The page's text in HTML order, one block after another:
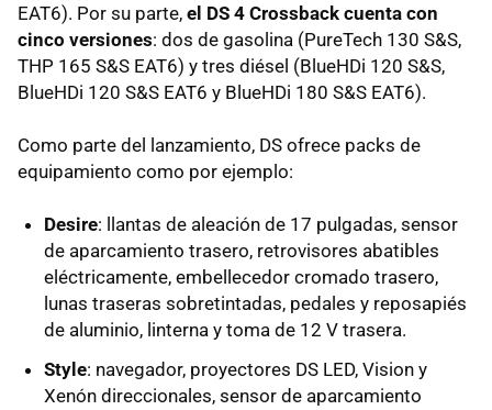
EAT6). Por su parte, el DS 4 Crossback cuenta con
cinco versiones: dos de gasolina (PureTech 130 S&S,
THP 165 S&S EAT6) y tres diésel (BlueHDi 120 S&S,
BlueHDi 120 S&S EAT6 y BlueHDi 180 S&S EAT6).
Como parte del lanzamiento, DS ofrece packs de
equipamiento como por ejemplo:
Desire: llantas de aleación de 17 pulgadas, sensor
de aparcamiento trasero, retrovisores abatibles
eléctricamente, embellecedor cromado trasero,
lunas traseras sobretintadas, pedales y reposapiés
de aluminio, linterna y toma de 12 V trasera.
Style: navegador, proyectores DS LED, Vision y
Xenón direccionales, sensor de aparcamiento